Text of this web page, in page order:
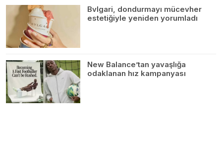
Bvlgari, dondurmayı mücevher
estetiğiyle yeniden yorumladı
New Balance’tan yavaşlığa
odaklanan hız kampanyası